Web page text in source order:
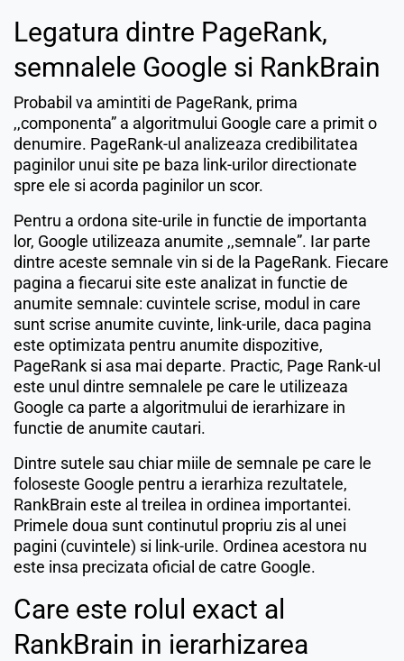
Legatura dintre PageRank,
semnalele Google si RankBrain
Probabil va amintiti de PageRank, prima
,,componenta” a algoritmului Google care a primit o
denumire. PageRank-ul analizeaza credibilitatea
paginilor unui site pe baza link-urilor directionate
spre ele si acorda paginilor un scor.
Pentru a ordona site-urile in functie de importanta
lor, Google utilizeaza anumite ,,semnale”. Iar parte
dintre aceste semnale vin si de la PageRank. Fiecare
pagina a fiecarui site este analizat in functie de
anumite semnale: cuvintele scrise, modul in care
sunt scrise anumite cuvinte, link-urile, daca pagina
este optimizata pentru anumite dispozitive,
PageRank si asa mai departe. Practic, Page Rank-ul
este unul dintre semnalele pe care le utilizeaza
Google ca parte a algoritmului de ierarhizare in
functie de anumite cautari.
Dintre sutele sau chiar miile de semnale pe care le
foloseste Google pentru a ierarhiza rezultatele,
RankBrain este al treilea in ordinea importantei.
Primele doua sunt continutul propriu zis al unei
pagini (cuvintele) si link-urile. Ordinea acestora nu
este insa precizata oficial de catre Google.
Care este rolul exact al
RankBrain in ierarhizarea